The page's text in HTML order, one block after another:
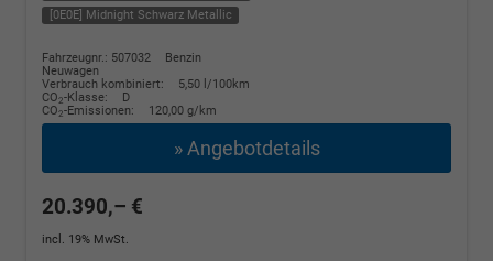
[0E0E] Midnight Schwarz Metallic
Fahrzeugnr.: 507032
Benzin
Neuwagen
Verbrauch kombiniert:
5,50 l/100km
CO2-Klasse:
D
CO2-Emissionen: 120,00 g/km
» Angebotdetails
20.390,– €
incl. 19% MwSt.